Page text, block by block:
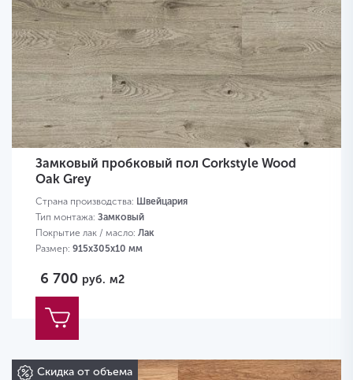
Замковый пробковый пол Corkstyle Wood
Oak Grey
Страна производства: Швейцария
Тип монтажа: Замковый
Покрытие лак / масло: Лак
Размер: 915х305х10 мм
6 700 руб. м2
Скидка от объема